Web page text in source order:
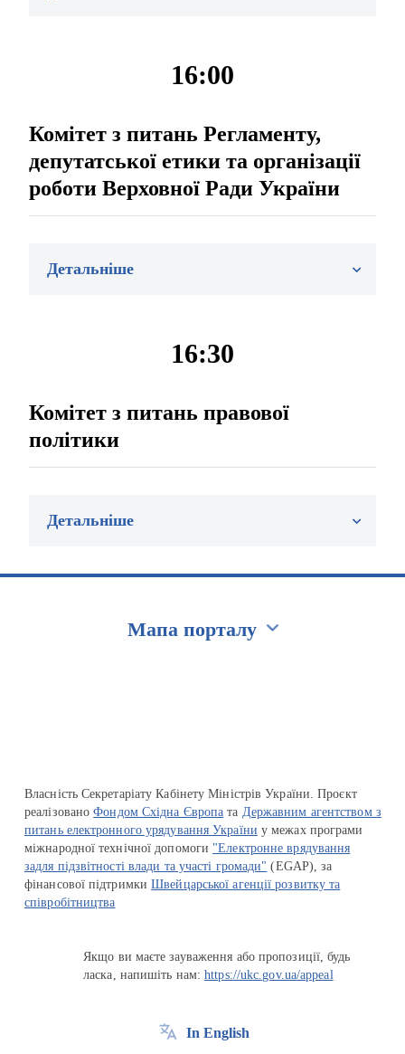
16:00
Комітет з питань Регламенту,
депутатської етики та організації
роботи Верховної Ради України
Детальніше
16:30
Комітет з питань правової
політики
Детальніше
Мапа порталу
Власність Секретаріату Кабінету Міністрів України. Проєкт
реалізованоФондом Східна Європа та Державним агентством з
питань електронного урядування України у межах програми
міжнародної технічної допомоги "Електронне врядування
задля підзвітності влади та участі громади" (EGAP), за
фінансової підтримкиШвейцарської агенції розвитку та
співробітництва
Якщо ви маєте зауваження або пропозиції, будь
ласка, напишіть нам:https://ukc.gov.ua/appeal
In English